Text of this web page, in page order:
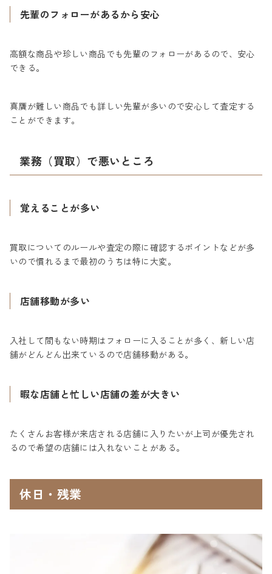
先輩のフォローがあるから安心
高額な商品や珍しい商品でも先輩のフォローがあるので、安心
できる。
真贋が難しい商品でも詳しい先輩が多いので安心して査定する
ことができます。
業務（買取）で悪いところ
覚えることが多い
買取についてのルールや査定の際に確認するポイントなどが多
いので慣れるまで最初のうちは特に大変。
店舗移動が多い
入社して間もない時期はフォローに入ることが多く、新しい店
舗がどんどん出来ているので店舗移動がある。
暇な店舗と忙しい店舗の差が大きい
たくさんお客様が来店される店舗に入りたいが上司が優先され
るので希望の店舗には入れないことがある。
休日・残業